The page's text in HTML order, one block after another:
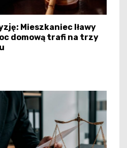
Mieszkaniec Iławy
domową trafi na trzy